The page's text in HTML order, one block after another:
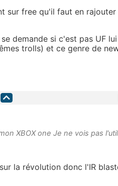
sur free qu'il faut en rajouter
demande si c'est pas UF
trolls) et ce genre de
XBOX one Je ne vois pas
la révolution donc l'IR